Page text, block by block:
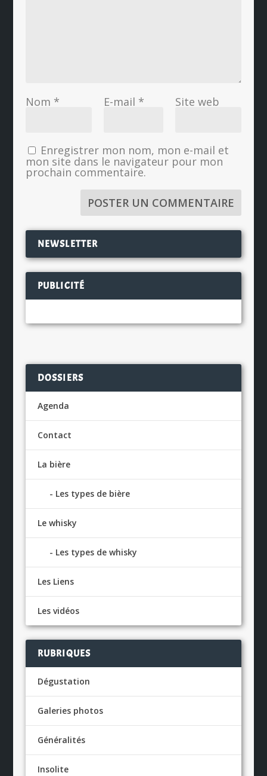
Nom * E-mail * Site web
Enregistrer mon nom, mon e-mail et
mon site dans le navigateur pour mon
prochain commentaire.
NEWSLETTER
PUBLICITÉ
DOSSIERS
Agenda
Contact
La bière
Les types de bière
Le whisky
Les types de whisky
Les Liens
Les vidéos
RUBRIQUES
Dégustation
Galeries photos
Généralités
Insolite